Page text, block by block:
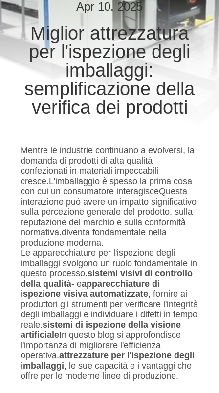
CONTROLLO
DI
QUALITÀ
CONTATTICI
NOTIZIE
UNA
CITAZIONE
MAPPA
DEL
SITO
PRIVACY
POLICY
Apr 10, 2025
Miglior attrezzatura
per l'ispezione degli
imballaggi:
semplificazione della
verifica dei prodotti
Mentre le industrie continuano a evolversi, la
domanda di prodotti di alta qualità
confezionati in materiali impeccabili
cresce.L'imballaggio è spesso la prima cosa
con cui un consumatore interagisceQuesta
interazione può avere un impatto significativo
sulla percezione generale del prodotto, sulla
reputazione del marchio e sulla conformità
normativa.diventa fondamentale nella
produzione moderna.
Le apparecchiature per l'ispezione degli
imballaggi svolgono un ruolo fondamentale in
questo processo.sistemi visivi di controllo
della qualità- eapparecchiature di
ispezione visiva automatizzate, fornire ai
produttori gli strumenti per verificare l'integrità
degli imballaggi e individuare i difetti in tempo
reale.sistemi di ispezione della visione
artificialeIn questo blog si approfondisce
l'importanza di migliorare l'efficienza
operativa.attrezzature per l'ispezione degli
imballaggi, le sue capacità e i vantaggi che
offre per le moderne linee di produzione.